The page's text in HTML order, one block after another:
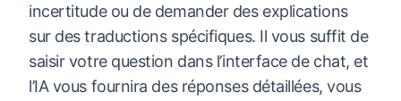
incertitude ou de demander des explications
sur des traductions spécifiques. Il vous suffit de
saisir votre question dans l’interface de chat, et
l’IA vous fournira des réponses détaillées, vous